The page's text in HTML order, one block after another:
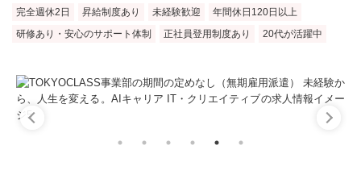
完全週休2日 昇給制度あり 未経験歓迎
年間休日120日以上
研修あり・安心のサポート体制
正社員登用制度あり 20代が活躍中